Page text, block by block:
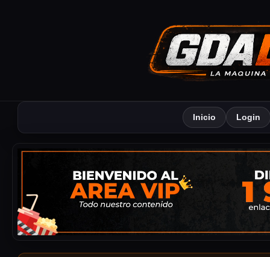
Inicio Login